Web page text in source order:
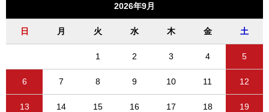
2026年9月
日 月 火 水 木 金 土
1 2 3 4 5
6 7 8 9 10 11 12
13 14 15 16 17 18 19